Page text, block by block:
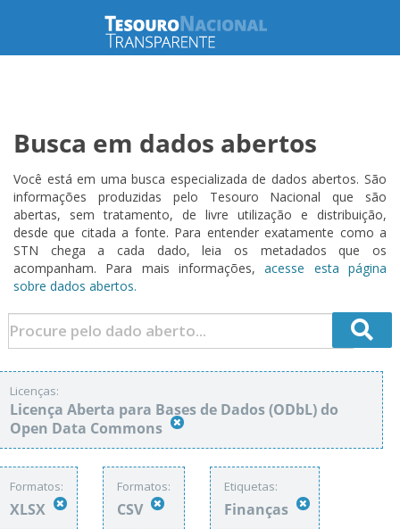
Busca em dados abertos
Você está em uma busca especializada de dados abertos. São
informações produzidas pelo Tesouro Nacional que são
abertas, sem tratamento, de livre utilização e distribuição,
desde que citada a fonte. Para entender exatamente como a
STN chega a cada dado, leia os metadados que os
acompanham. Para mais informações,acesse esta página
sobre dados abertos.
Licenças:
Licença Aberta para Bases de Dados (ODbL) do
Open Data Commons
Formatos:
XLSX
Formatos:
CSV
Etiquetas:
Finanças